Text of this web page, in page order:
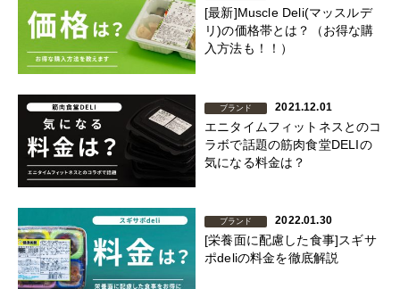
[最新]Muscle Deli(マッスルデ
リ)の価格帯とは？（お得な購
入方法も！！）
ブランド 2021.12.01
エニタイムフィットネスとのコ
ラボで話題の筋肉食堂DELIの
気になる料金は？
ブランド 2022.01.30
[栄養面に配慮した食事]スギサ
ポdeliの料金を徹底解説